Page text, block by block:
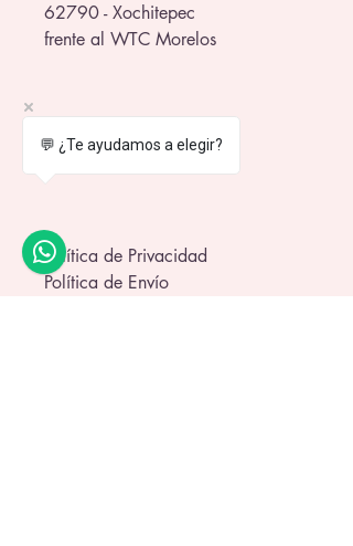
62790 - Xochitepec
frente al WTC Morelos
Política de Privacidad
Política de Envío
💬 ¿Te ayudamos a elegir?